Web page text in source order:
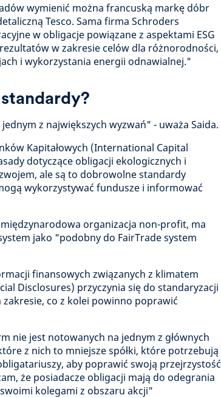
wymienić można francuską markę dóbr
Tesco. Sama firma Schroders
w obligacje powiązane z aspektami ESG
w zakresie celów dla różnorodności,
i wykorzystania energii odnawialnej."
z największych wyzwań" - uważa Saida.
Kapitałowych (International Capital
dotyczące obligacji ekologicznych i
ale są to dobrowolne standardy
wykorzystywać fundusze i informować
organizacja non-profit, ma
jako "podobny do FairTrade system
finansowych związanych z klimatem
Disclosures) przyczynia się do standaryzacji
co z kolei powinno poprawić
nie jest notowanych na jednym z głównych
z nich to mniejsze spółki, które potrzebują
aby poprawić swoją przejrzystość
że posiadacze obligacji mają do odegrania
kolegami z obszaru akcji"